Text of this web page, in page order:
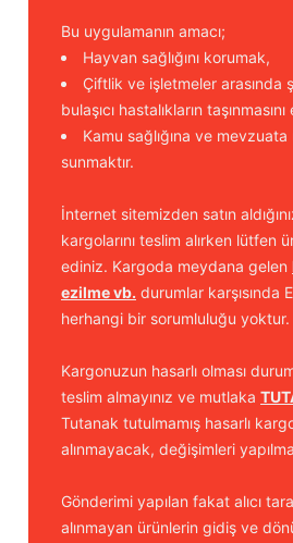
Bu uygulamanın amacı;
Hayvan sağlığını korumak,
Çiftlik ve işletmeler arasında
bulaşıcı hastalıkların
Kamu sağlığına ve
sunmaktır.
İnternet sitemizden satın
kargolarını teslim alırken lütfen
ediniz. Kargoda meydana gelen
ezilme vb. durumlar karşısında
herhangi bir sorumluluğu yoktur.
Kargonuzun hasarlı olması
teslim almayınız ve mutlaka
Tutanak tutulmamış hasarlı
alınmayacak, değişimleri
Gönderimi yapılan fakat alıcı
alınmayan ürünlerin gidiş ve